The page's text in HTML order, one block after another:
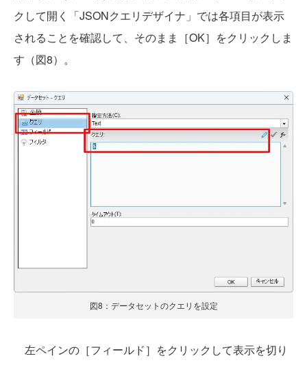
クして開く「JSONクエリデザイナ」では各項目が表示
されることを確認して、そのまま［OK］をクリックしま
す（図8）。
図8：データセットのクエリを設定
左ペインの［フィールド］をクリックして表示を切り